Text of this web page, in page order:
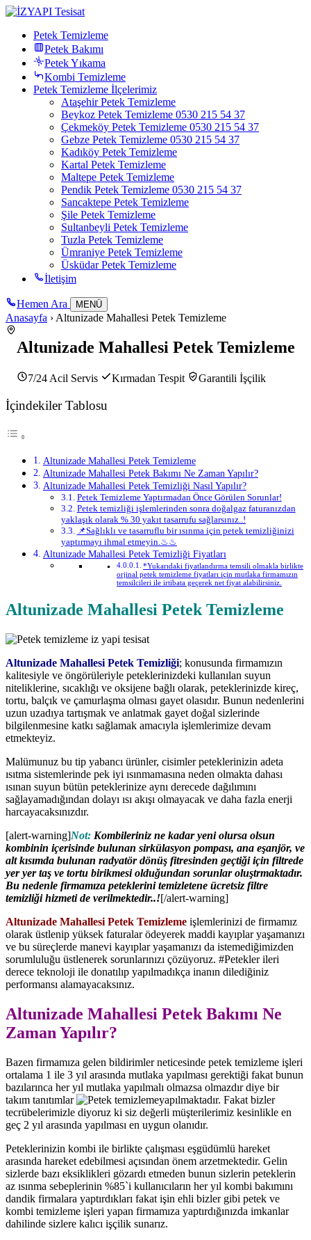
Petek Temizleme
Petek Bakımı
Petek Yıkama
Kombi Temizleme
Petek Temizleme İlçelerimiz
Ataşehir Petek Temizleme
Beykoz Petek Temizleme 0530 215 54 37
Çekmeköy Petek Temizleme 0530 215 54 37
Gebze Petek Temizleme 0530 215 54 37
Kadıköy Petek Temizleme
Kartal Petek Temizleme
Maltepe Petek Temizleme
Pendik Petek Temizleme 0530 215 54 37
Sancaktepe Petek Temizleme
Şile Petek Temizleme
Sultanbeyli Petek Temizleme
Tuzla Petek Temizleme
Ümraniye Petek Temizleme
Üsküdar Petek Temizleme
İletişim
Hemen Ara MENÜ
Anasayfa › Altunizade Mahallesi Petek Temizleme
Altunizade Mahallesi Petek Temizleme
7/24 Acil Servis Kırmadan Tespit Garantili İşçilik
İçindekiler Tablosu
Altunizade Mahallesi Petek Temizleme
Altunizade Mahallesi Petek Bakımı Ne Zaman Yapılır?
Altunizade Mahallesi Petek Temizliği Nasıl Yapılır?
Petek Temizleme Yaptırmadan Önce Görülen Sorunlar!
Petek temizliği işlemlerinden sonra doğalgaz faturanızdan
yaklaşık olarak % 30 yakıt tasarrufu sağlarsınız..!
📌Sağlıklı ve tasarruflu bir ısınma için petek temizliğinizi
yaptırmayı ihmal etmeyin.♨♨
Altunizade Mahallesi Petek Temizliği Fiyatları
*Yukarıdaki fiyatlandırma temsili olmakla birlikte
orjinal petek temizleme fiyatları için mutlaka firmamızın
temsilcileri ile irtibata geçerek net fiyat alabilirsiniz.
Altunizade Mahallesi Petek Temizleme
Altunizade Mahallesi Petek Temizliği; konusunda firmamızın
kalitesiyle ve öngörüleriyle peteklerinizdeki kullanılan suyun
niteliklerine, sıcaklığı ve oksijene bağlı olarak, peteklerinizde kireç,
tortu, balçık ve çamurlaşma olması gayet olasıdır. Bunun nedenlerini
uzun uzadıya tartışmak ve anlatmak gayet doğal sizlerinde
bilgilenmesine katkı sağlamak amacıyla işlemlerimize devam
etmekteyiz.
Malümunuz bu tip yabancı ürünler, cisimler peteklerinizin adeta
ısıtma sistemlerinde pek iyi ısınmamasına neden olmakta dahası
ısınan suyun bütün peteklerinize aynı derecede dağılımını
sağlayamadığından dolayı ısı akışı olmayacak ve daha fazla enerji
harcayacaksınızdır.
[alert-warning]Not: Kombileriniz ne kadar yeni olursa olsun
kombinin içerisinde bulunan sirkülasyon pompası, ana eşanjör, ve
alt kısımda bulunan radyatör dönüş fitresinden geçtiği için filtrede
yer yer taş ve tortu birikmesi olduğundan sorunlar oluştrmaktadır.
Bu nedenle firmamıza peteklerini temizletene ücretsiz filtre
temizliği hizmeti de verilmektedir..![/alert-warning]
Altunizade Mahallesi Petek Temizleme işlemlerinizi de firmamız
olarak üstlenip yüksek faturalar ödeyerek maddi kayıplar yaşamanızı
ve bu süreçlerde manevi kayıplar yaşamanızı da istemediğimizden
sorumluluğu üstlenerek sorunlarınızı çözüyoruz. #Petekler ileri
derece teknoloji ile donatılıp yapılmadıkça inanın dilediğiniz
performansı alamayacaksınız.
Altunizade Mahallesi Petek Bakımı Ne
Zaman Yapılır?
Bazen firmamıza gelen bildirimler neticesinde petek temizleme işleri
ortalama 1 ile 3 yıl arasında mutlaka yapılması gerektiği fakat bunun
bazılarınca her yıl mutlaka yapılmalı olmazsa olmazdır diye bir
takım tanıtımlar
yapılmaktadır. Fakat bizler
tecrübelerimizle diyoruz ki siz değerli müşterilerimiz kesinlikle en
geç 2 yıl arasında yapılması en uygun olanıdır.
Peteklerinizin kombi ile birlikte çalışması eşgüdümlü hareket
arasında hareket edebilmesi açısından önem arzetmektedir. Gelin
sizlerde bazı eksiklikleri gözardı etmeden bunun sizlerin peteklerin
az ısınma sebeplerinin %85`i kullanıcıların her yıl kombi bakımını
dandik firmalara yaptırdıkları fakat işin ehli bizler gibi petek ve
kombi temizleme işleri yapan firmamıza yaptırdığınızda imkanlar
dahilinde sizlere kalıcı işçilik sunarız.